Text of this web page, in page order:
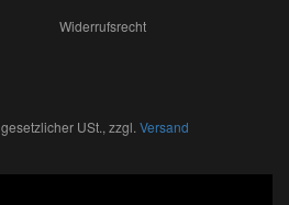
Widerrufsrecht
USt., zzgl. Versand